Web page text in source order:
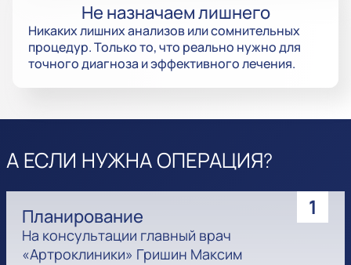
Не назначаем лишнего
Никаких лишних анализов или сомнительных
процедур. Только то, что реально нужно для
точного диагноза и эффективного лечения.
А ЕСЛИ НУЖНА ОПЕРАЦИЯ?
1
Планирование
На консультации главный врач
«Артроклиники» Гришин Максим